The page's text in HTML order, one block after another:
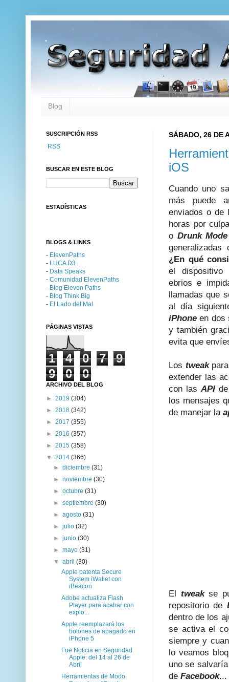
Blog
SÁBADO, 26 DE
iOS
Cuando uno
más puede
enviados o de
horas por
o Drunk Mode
generalizadas
¿En qué
el dispositivo
ebrios e
llamadas que
al día
iPhone en dos
y también
evita que
Los tweak
extender las
con lasAPIde
los mensajes
de manejar la
El tweakse
repositorio de
dentro de los
se activa el
siempre y
lo veamos
uno se
de Facebook...
SUSCRIPCIÓN RSS
RSS
BUSCAR EN ESTE BLOG
ESTADÍSTICAS
BLOGS & LINKS
- ElevenPaths
- LUCA D3
- Data Speaks
- Comunidad ElevenPaths
- Blog Eleven Paths
- Blog Think Big
- El Lado del Mal
PÁGINAS VISTAS
1 4 0 7
9
9
0 0
ARCHIVO DEL BLOG
► 2019 (304)
► 2018 (342)
► 2017 (355)
► 2016 (357)
► 2015 (358)
▼ 2014 (366)
►diciembre(31)
►noviembre(30)
►octubre(31)
►septiembre(30)
►agosto(31)
►julio(32)
►junio(30)
►mayo(31)
▼abril(30)
Apple patenta Secure
System iWallet con
iBeacon
Adobe actualiza Flash
Player para acabar con
explo...
Apple reemplazará los
botones de apagado en
iPhone 5
Fue Noticia en Seguridad
Apple: del 14 al 26 de
Abril
Herramientas de Modo